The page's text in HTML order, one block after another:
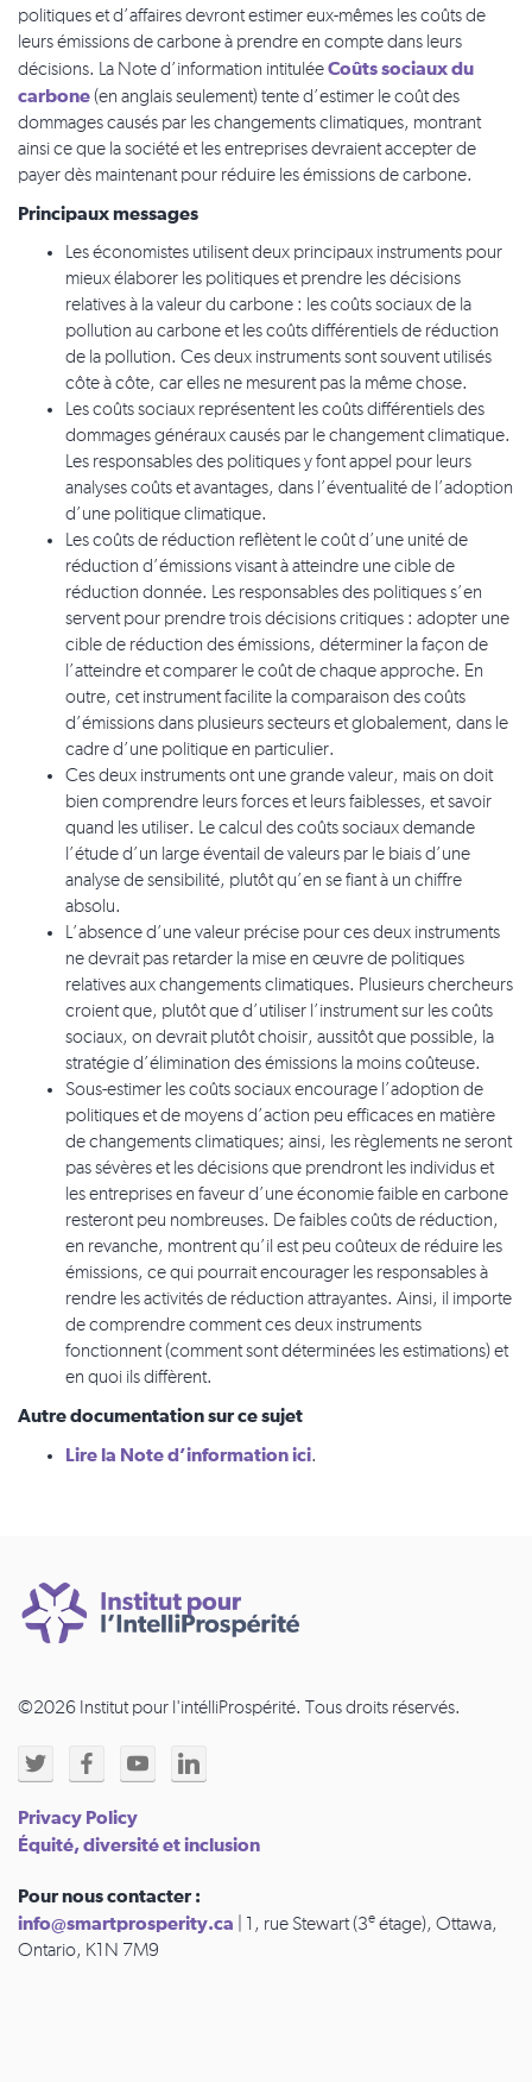
politiques et d’affaires devront estimer eux-mêmes les coûts de
leurs émissions de carbone à prendre en compte dans leurs
décisions. La Note d’information intituléeCoûts sociaux du
carbone(en anglais seulement) tente d’estimer le coût des
dommages causés par les changements climatiques, montrant
ainsi ce que la société et les entreprises devraient accepter de
payer dès maintenant pour réduire les émissions de carbone.
Principaux messages
Les économistes utilisent deux principaux instruments pour
mieux élaborer les politiques et prendre les décisions
relatives à la valeur du carbone : les coûts sociaux de la
pollution au carbone et les coûts différentiels de réduction
de la pollution. Ces deux instruments sont souvent utilisés
côte à côte, car elles ne mesurent pas la même chose.
Les coûts sociaux représentent les coûts différentiels des
dommages généraux causés par le changement climatique.
Les responsables des politiques y font appel pour leurs
analyses coûts et avantages, dans l’éventualité de l’adoption
d’une politique climatique.
Les coûts de réduction reflètent le coût d’une unité de
réduction d’émissions visant à atteindre une cible de
réduction donnée. Les responsables des politiques s’en
servent pour prendre trois décisions critiques : adopter une
cible de réduction des émissions, déterminer la façon de
l’atteindre et comparer le coût de chaque approche. En
outre, cet instrument facilite la comparaison des coûts
d’émissions dans plusieurs secteurs et globalement, dans le
cadre d’une politique en particulier.
Ces deux instruments ont une grande valeur, mais on doit
bien comprendre leurs forces et leurs faiblesses, et savoir
quand les utiliser. Le calcul des coûts sociaux demande
l’étude d’un large éventail de valeurs par le biais d’une
analyse de sensibilité, plutôt qu’en se fiant à un chiffre
absolu.
L’absence d’une valeur précise pour ces deux instruments
ne devrait pas retarder la mise en œuvre de politiques
relatives aux changements climatiques. Plusieurs chercheurs
croient que, plutôt que d’utiliser l’instrument sur les coûts
sociaux, on devrait plutôt choisir, aussitôt que possible, la
stratégie d’élimination des émissions la moins coûteuse.
Sous-estimer les coûts sociaux encourage l’adoption de
politiques et de moyens d’action peu efficaces en matière
de changements climatiques; ainsi, les règlements ne seront
pas sévères et les décisions que prendront les individus et
les entreprises en faveur d’une économie faible en carbone
resteront peu nombreuses. De faibles coûts de réduction,
en revanche, montrent qu’il est peu coûteux de réduire les
émissions, ce qui pourrait encourager les responsables à
rendre les activités de réduction attrayantes. Ainsi, il importe
de comprendre comment ces deux instruments
fonctionnent (comment sont déterminées les estimations) et
en quoi ils diffèrent.
Autre documentation sur ce sujet
Lire la Note d’information ici.
©2026 Institut pour l'intélliProspérité. Tous droits réservés.
Privacy Policy
Équité, diversité et inclusion
Pour nous contacter :
info@smartprosperity.ca | 1, rue Stewart (3e étage), Ottawa,
Ontario, K1N 7M9